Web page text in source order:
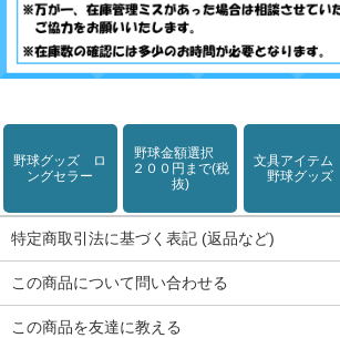
野球グッズ ロ
ングセラー
野球金額選択
２００円まで(税
抜)
文具アイテム
野球グッズ
特定商取引法に基づく表記 (返品など)
この商品について問い合わせる
この商品を友達に教える